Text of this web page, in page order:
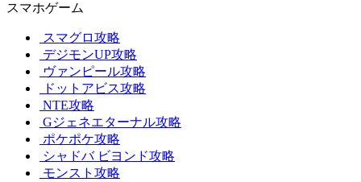
スマホゲーム
スマグロ攻略
デジモンUP攻略
ヴァンピール攻略
ドットアビス攻略
NTE攻略
Gジェネエターナル攻略
ポケポケ攻略
シャドバ ビヨンド攻略
モンスト攻略